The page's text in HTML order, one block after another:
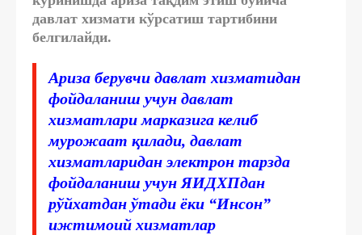
давлат хизмати кўрсатиш тартибини
белгилайди.
Ариза берувчи давлат хизматидан
фойдаланиш учун давлат
хизматлари марказига келиб
мурожаат қилади, давлат
хизматларидан электрон тарзда
фойдаланиш учун ЯИДХПдан
рўйхатдан ўтади ёки “Инсон”
ижтимоий хизматлар